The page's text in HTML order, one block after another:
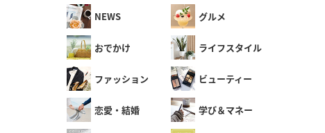
NEWS グルメ
おでかけ ライフスタイル
ファッション ビューティー
恋愛・結婚 学び＆マネー